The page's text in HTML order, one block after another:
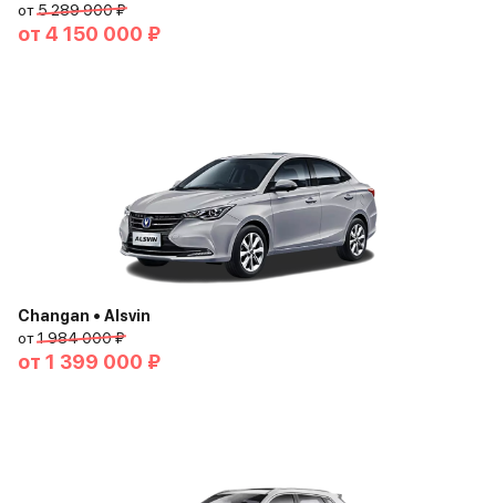
от5 289 900 ₽
от 4 150 000 ₽
Changan • Alsvin
от1 984 000 ₽
от 1 399 000 ₽